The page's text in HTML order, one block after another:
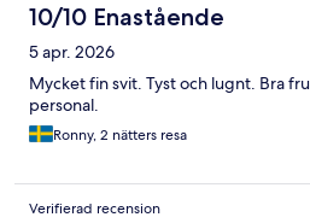
10/10 Enastående
5 apr. 2026
Mycket fin svit. Tyst och lugnt. Bra
personal.
Ronny, 2 nätters resa
Verifierad recension